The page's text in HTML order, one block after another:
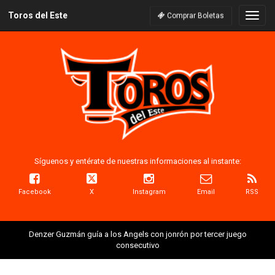
Toros del Este Comprar Boletas
Síguenos y entérate de nuestras informaciones al instante:
Facebook X Instagram Email RSS
Denzer Guzmán guía a los Angels con jonrón por tercer juego
consecutivo